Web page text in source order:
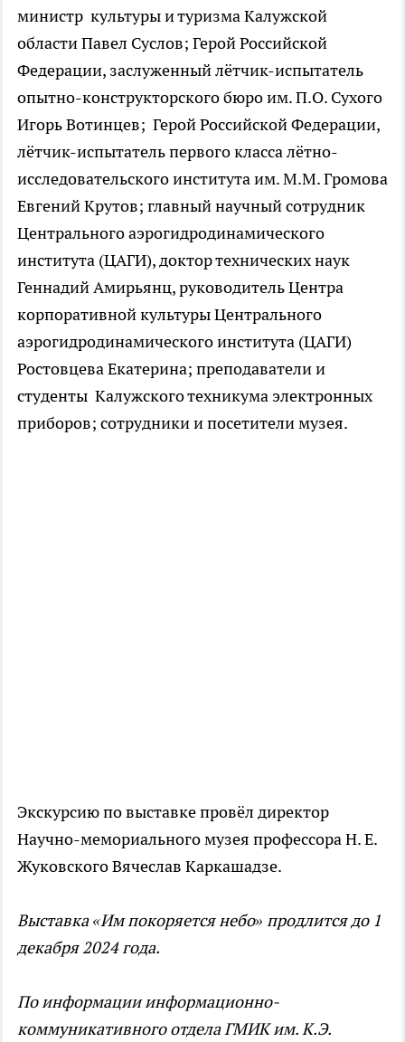
министр культуры и туризма Калужской
области Павел Суслов; Герой Российской
Федерации, заслуженный лётчик-испытатель
опытно-конструкторского бюро им. П.О. Сухого
Игорь Вотинцев; Герой Российской Федерации,
лётчик-испытатель первого класса лётно-
исследовательского института им. М.М. Громова
Евгений Крутов; главный научный сотрудник
Центрального аэрогидродинамического
института (ЦАГИ), доктор технических наук
Геннадий Амирьянц, руководитель Центра
корпоративной культуры Центрального
аэрогидродинамического института (ЦАГИ)
Ростовцева Екатерина; преподаватели и
студенты Калужского техникума электронных
приборов; сотрудники и посетители музея.
Экскурсию по выставке провёл директор
Научно-мемориального музея профессора Н. Е.
Жуковского Вячеслав Каркашадзе.
Выставка «Им покоряется небо» продлится до 1
декабря 2024 года.
По информации информационно-
коммуникативного отдела ГМИК им. К.Э.